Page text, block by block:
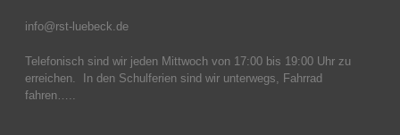
info@rst-luebeck.de
Telefonisch sind wir jeden Mittwoch von 17:00 bis 19:00 Uhr zu
erreichen. In den Schulferien sind wir unterwegs, Fahrrad
fahren…..